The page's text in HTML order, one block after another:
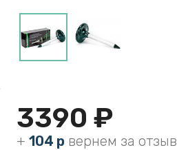
3390 ₽
+ 104 р вернем за отзыв